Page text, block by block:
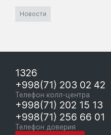
Новости
1326
+998(71) 203 02 42
Телефон колл-центра
+998(71) 202 15 13
+998(71) 256 66 01
Телефон доверия